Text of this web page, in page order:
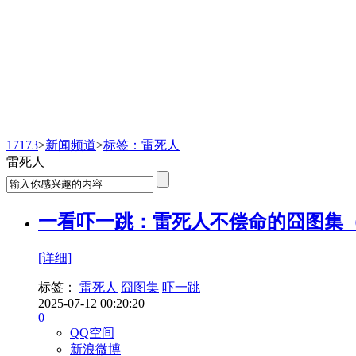
17173>新闻频道>标签：雷死人
雷死人
一看吓一跳：雷死人不偿命的囧图集
[详细]
标签： 雷死人 囧图集 吓一跳
2025-07-12 00:20:20
0
QQ空间
新浪微博